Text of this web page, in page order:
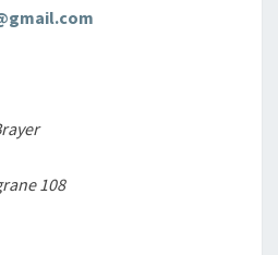
108